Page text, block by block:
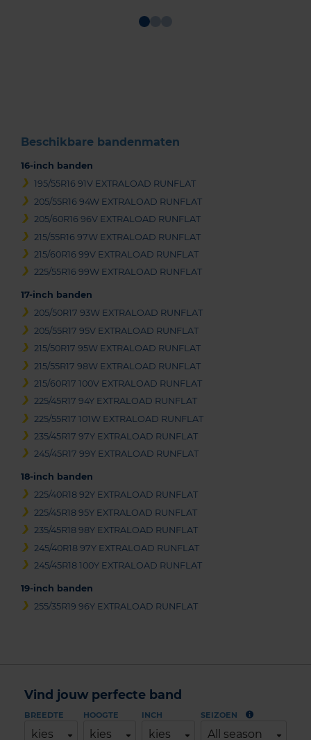
Beschikbare bandenmaten
16-inch banden
195/55R16 91V EXTRALOAD RUNFLAT
205/55R16 94W EXTRALOAD RUNFLAT
205/60R16 96V EXTRALOAD RUNFLAT
215/55R16 97W EXTRALOAD RUNFLAT
215/60R16 99V EXTRALOAD RUNFLAT
225/55R16 99W EXTRALOAD RUNFLAT
17-inch banden
205/50R17 93W EXTRALOAD RUNFLAT
205/55R17 95V EXTRALOAD RUNFLAT
215/50R17 95W EXTRALOAD RUNFLAT
215/55R17 98W EXTRALOAD RUNFLAT
215/60R17 100V EXTRALOAD RUNFLAT
225/45R17 94Y EXTRALOAD RUNFLAT
225/55R17 101W EXTRALOAD RUNFLAT
235/45R17 97Y EXTRALOAD RUNFLAT
245/45R17 99Y EXTRALOAD RUNFLAT
18-inch banden
225/40R18 92Y EXTRALOAD RUNFLAT
225/45R18 95Y EXTRALOAD RUNFLAT
235/45R18 98Y EXTRALOAD RUNFLAT
245/40R18 97Y EXTRALOAD RUNFLAT
245/45R18 100Y EXTRALOAD RUNFLAT
19-inch banden
255/35R19 96Y EXTRALOAD RUNFLAT
Vind jouw perfecte band
BREEDTE
kies
HOOGTE
kies
INCH
kies
SEIZOEN
All season